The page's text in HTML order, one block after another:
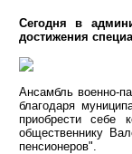
Сегодня в
достижения
Ансамбль военно-
благодаря
приобрести себе
общественнику
пенсионеров".